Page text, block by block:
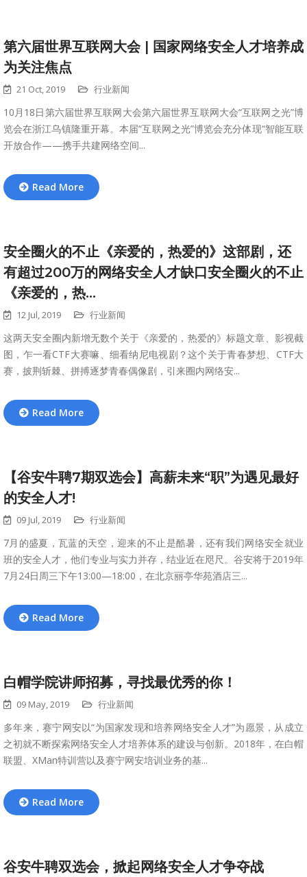
第六届世界互联网大会 | 国家网络安全人才培养成
为关注焦点
21 Oct, 2019 行业新闻
10月18日第六届世界互联网大会第六届世界互联网大会“互联网之光”博
览会在浙江乌镇隆重开幕。本届“互联网之光”博览会充分体现“智能互联
开放合作——携手共建网络空间...
Read More
安全圈火的不止《亲爱的，热爱的》这部剧，还
有超过200万的网络安全人才缺口安全圈火的不止
《亲爱的，热...
12 Jul, 2019 行业新闻
这两天安全圈内新增无数个关于《亲爱的，热爱的》标题文章、影视截
图，乍一看CTF大赛嘛、细看纳尼电视剧？这个关于青春梦想、CTF大
赛，披荆斩棘、拼搏逐梦青春偶像剧，引来圈内网络安...
Read More
【谷安牛聘7期双选会】高薪未来“职”为遇见最好
的安全人才!
09 Jul, 2019 行业新闻
7月的盛夏，瓦蓝的天空，迎来的不止是酷暑，还有我们网络安全就业
班的安全人才，他们专业与实力并存，结业近在咫尺。谷安将于2019年
7月24日周三下午13:00—18:00，在北京丽亭华苑酒店三...
Read More
白帽学院讲师招募，寻找最优秀的你！
09 May, 2019 行业新闻
多年来，赛宁网安以“为国家发现和培养网络安全人才”为愿景，从成立
之初就不断探索网络安全人才培养体系的建设与创新。2018年，在白帽
联盟、XMan特训营以及赛宁网安培训业务的基...
Read More
谷安牛聘双选会，掀起网络安全人才争夺战